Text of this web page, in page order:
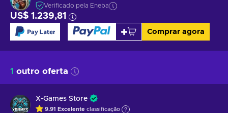
Verificado pela Eneba
US$ 1.239,81
Comprar agora
1 outro oferta
X-Games Store
9.91 Excelente classificação